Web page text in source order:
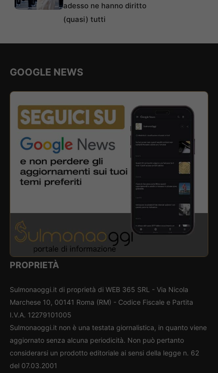
adesso ne hanno diritto
(quasi) tutti
GOOGLE NEWS
PROPRIETÀ
Sulmonaoggi.it di proprietà di WEB 365 SRL - Via Nicola
Marchese 10, 00141 Roma (RM) - Codice Fiscale e Partita
I.V.A. 12279101005
Sulmonaoggi.it non è una testata giornalistica, in quanto viene
aggiornato senza alcuna periodicità. Non può pertanto
considerarsi un prodotto editoriale ai sensi della legge n. 62
del 07.03.2001